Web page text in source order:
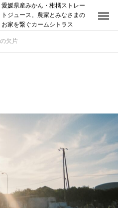
愛媛県産みかん・柑橘ストレー
トジュース。農家とみなさまの
お家を繋ぐカームシトラス
欠片